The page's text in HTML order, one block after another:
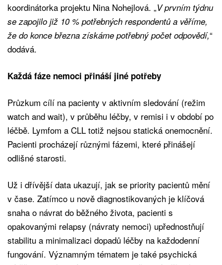
koordinátorka projektu Nina Nohejlová. „V prvním týdnu
se zapojilo již 10 % potřebných respondentů a věříme,
že do konce března získáme potřebný počet odpovědí,“
dodává.
Každá fáze nemoci přináší jiné potřeby
Průzkum cílí na pacienty v aktivním sledování (režim
watch and wait), v průběhu léčby, v remisi i v období po
léčbě. Lymfom a CLL totiž nejsou statická onemocnění.
Pacienti procházejí různými fázemi, které přinášejí
odlišné starosti.
Už i dřívější data ukazují, jak se priority pacientů mění
v čase. Zatímco u nově diagnostikovaných je klíčová
snaha o návrat do běžného života, pacienti s
opakovanými relapsy (návraty nemoci) upřednostňují
stabilitu a minimalizaci dopadů léčby na každodenní
fungování. Významným tématem je také psychická